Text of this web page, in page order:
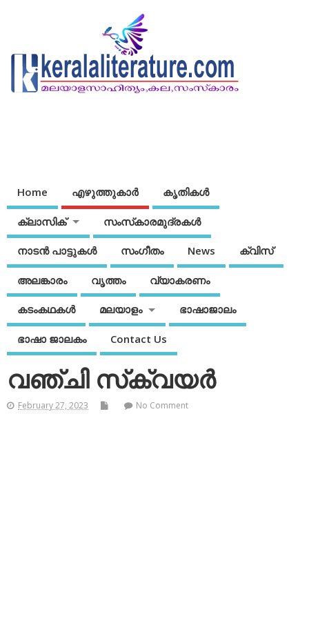
Home എഴുത്തുകാര്‍ കൃതികൾ
ക്ലാസിക് സംസ്‌കാരമുദ്രകള്‍
നാടന്‍ പാട്ടുകള്‍ സംഗീതം News ക്വിസ്
അലങ്കാരം വൃത്തം വ്യാകരണം
കടംകഥകള്‍ മലയാളം ഭാഷാജാലം
ഭാഷാ ജാലകം Contact Us
വഞ്ചി സ്‌ക്വയര്‍
February 27, 2023 No Comment